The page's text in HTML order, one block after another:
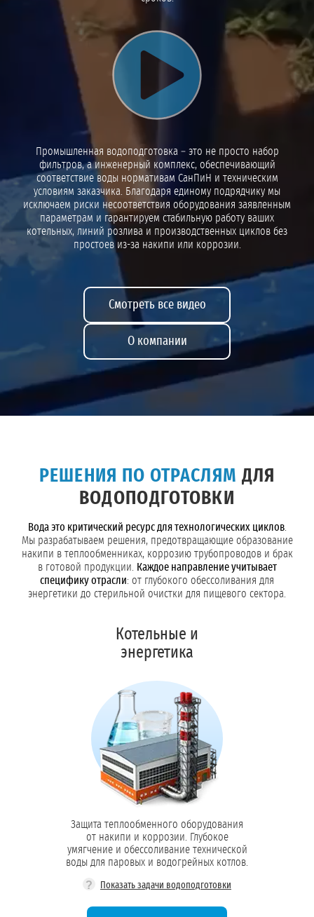
Воспроизвести видео
Промышленная водоподготовка – это не просто набор
фильтров, а инженерный комплекс, обеспечивающий
соответствие воды нормативам СанПиН и техническим
условиям заказчика. Благодаря единому подрядчику мы
исключаем риски несоответствия оборудования заявленным
параметрам и гарантируем стабильную работу ваших
котельных, линий розлива и производственных циклов без
простоев из-за накипи или коррозии.
Смотреть все видео
О компании
РЕШЕНИЯ ПО ОТРАСЛЯМ ДЛЯ
ВОДОПОДГОТОВКИ
Вода это критический ресурс для технологических циклов.
Мы разрабатываем решения, предотвращающие образование
накипи в теплообменниках, коррозию трубопроводов и брак
в готовой продукции. Каждое направление учитывает
специфику отрасли: от глубокого обессоливания для
энергетики до стерильной очистки для пищевого сектора.
Котельные и
энергетика
Защита теплообменного оборудования
от накипи и коррозии. Глубокое
умягчение и обессоливание технической
воды для паровых и водогрейных котлов.
? Показать задачи водоподготовки